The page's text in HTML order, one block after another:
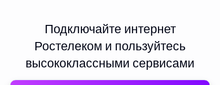
Подключайте интернет
Ростелеком и пользуйтесь
высококлассными сервисами